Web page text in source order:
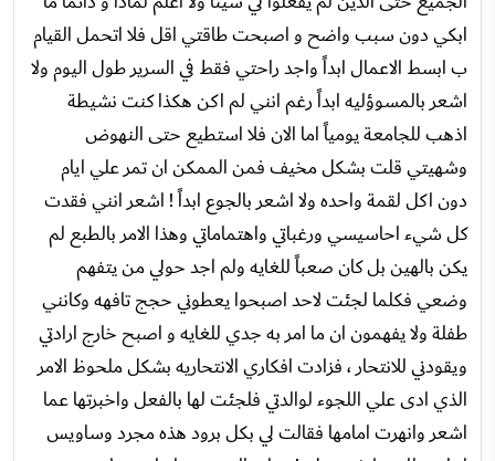
ابكي دون سبب واضح و اصبحت طاقتي اقل فلا اتحمل القيام
ب ابسط الاعمال ابداً واجد راحتي فقط في السرير طول اليوم ولا
اشعر بالمسوؤليه ابداً رغم انني لم اكن هكذا كنت نشيطة
اذهب للجامعة يومياً اما الان فلا استطيع حتى النهوض
وشهيتي قلت بشكل مخيف فمن الممكن ان تمر علي ايام
دون اكل لقمة واحده ولا اشعر بالجوع ابداً ! اشعر انني فقدت
كل شيء احاسيسي ورغباتي واهتماماتي وهذا الامر بالطبع لم
يكن بالهين بل كان صعباً للغايه ولم اجد حولي من يتفهم
وضعي فكلما لجئت لاحد اصبحوا يعطوني حجج تافهه وكانني
طفلة ولا يفهمون ان ما امر به جدي للغايه و اصبح خارج ارادتي
ويقودني للانتحار ، فزادت افكاري الانتحاريه بشكل ملحوظ الامر
الذي ادى علي اللجوء لوالدتي فلجئت لها بالفعل واخبرتها عما
اشعر وانهرت امامها فقالت لي بكل برود هذه مجرد وساويس